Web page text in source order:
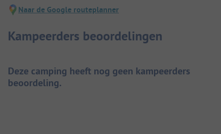
Naar de Google routeplanner
Kampeerders beoordelingen
Deze camping heeft nog geen kampeerders
beoordeling.